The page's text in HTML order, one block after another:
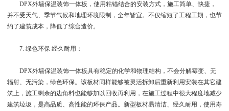
DPX外墙保温装饰一体板，使用粘锚结合的安装方式，施工简单、快捷，
并不受天气、季节气候和地理环境限制，全年皆宜。不仅缩短了工程工期，也节
约了建筑成本，降低了综合造价。
7. 绿色环保 经久耐用：
DPX外墙保温装饰一体板具有稳定的化学和物理结构，不会分解霉变、无
辐射、无污染，绿色环保。该板材同样能够被灵活拆卸后重新利用安装在其它建
筑上，施工剩余的边角料也能够加以回收再利用，在施工过程中很大程度地减少
建筑垃圾，是高品质、高性能的环保产品。新型板材易清洁、经久耐用，使用寿